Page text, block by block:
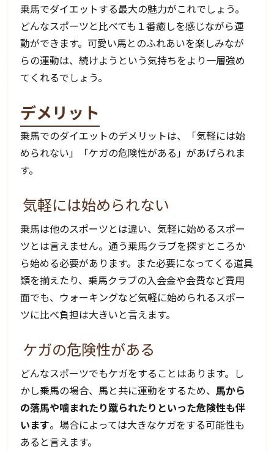
乗馬でダイエットする最大の魅力がこれでしょう。
どんなスポーツと比べても１番癒しを感じながら運
動ができます。可愛い馬とのふれあいを楽しみなが
らの運動は、続けようという気持ちをより一層強め
てくれるでしょう。
デメリット
乗馬でのダイエットのデメリットは、「気軽には始
められない」「ケガの危険性がある」があげられま
す。
気軽には始められない
乗馬は他のスポーツとは違い、気軽に始めるスポー
ツとは言えません。通う乗馬クラブを探すところか
ら始める必要があります。また必要になってくる道具
類を揃えたり、乗馬クラブの入会金や会費など費用
面でも、ウォーキングなど気軽に始められるスポー
ツに比べ負担は大きいと言えます。
ケガの危険性がある
どんなスポーツでもケガをすることはあります。し
かし乗馬の場合、馬と共に運動をするため、馬から
の落馬や噛まれたり蹴られたりといった危険性も伴
います。場合によっては大きなケガをする可能性も
あると言えます。